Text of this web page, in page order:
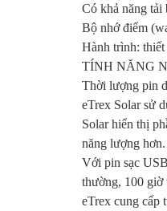
Có khả năng tải
Bộ nhớ điểm
Hành trình:
TÍNH NĂNG
Thời lượng pin
eTrex Solar sử
Solar hiển thị
năng lượng hơn.
Với pin sạc
thường, 100 giờ
eTrex cung cấp